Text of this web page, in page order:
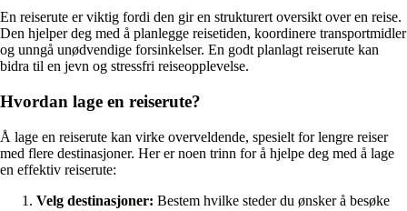
En reiserute er viktig fordi den gir en strukturert oversikt over en reise.
Den hjelper deg med å planlegge reisetiden, koordinere transportmidler
og unngå unødvendige forsinkelser. En godt planlagt reiserute kan
bidra til en jevn og stressfri reiseopplevelse.
Hvordan lage en reiserute?
Å lage en reiserute kan virke overveldende, spesielt for lengre reiser
med flere destinasjoner. Her er noen trinn for å hjelpe deg med å lage
en effektiv reiserute:
Velg destinasjoner: Bestem hvilke steder du ønsker å besøke